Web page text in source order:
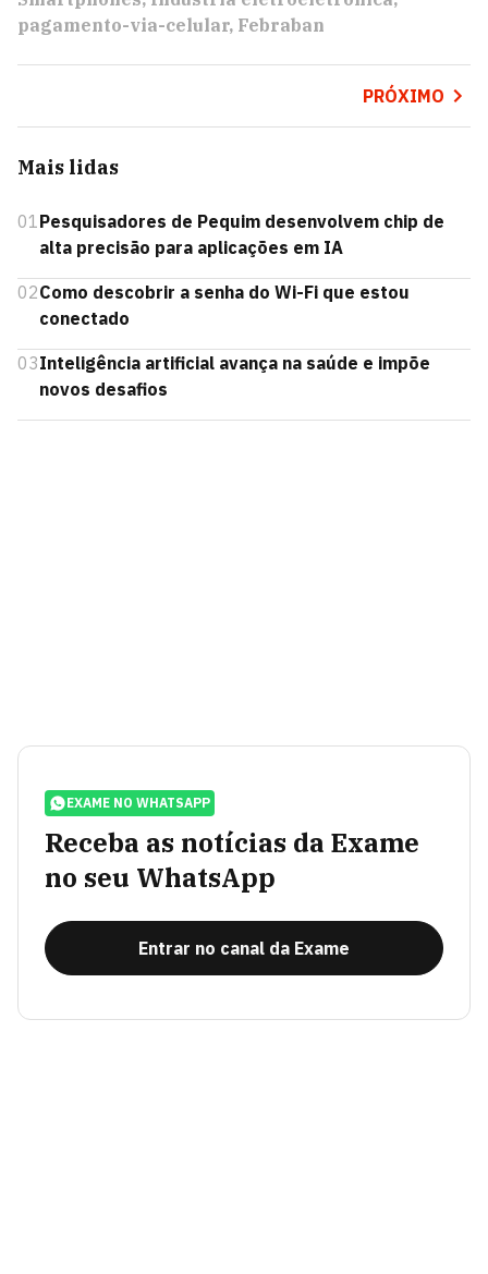
pagamento-via-celular Febraban
PRÓXIMO
Mais lidas
01Pesquisadores de Pequim desenvolvem chip de
alta precisão para aplicações em IA
02Como descobrir a senha do Wi-Fi que estou
conectado
03Inteligência artificial avança na saúde e impõe
novos desafios
EXAME NO WHATSAPP
Receba as notícias da Exame
no seu WhatsApp
Entrar no canal da Exame